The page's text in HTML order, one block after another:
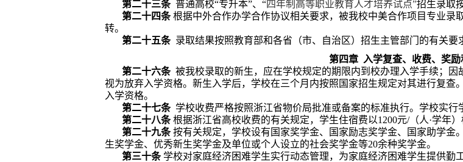
第二十三条 普通高校“专升本”、“四年制高等职业教育人才培养试点”招生录取
第二十四条 根据中外合作办学合作协议相关要求，被我校中美合作项目专业录
转。
第二十五条 录取结果按照教育部和各省（市、自治区） 招生主管部门 的有关要
第四章 入学复查、收费、奖
第二十六条 被我校录取的新生，应在学校规定的期限内到校办理入学手续；
视为放弃入学资格。新生入学后，学校在三个月内按照国家招生规定对其进行复
入学资格。
第二十七条 学校收费严格按照浙江省物价局批准或备案的标准执行。学校实
第二十八条 根据浙江省高校收费的有关规定，学生住宿费以1200元/（人·学年
第二十九条 按有关规定， 学校设有国家奖学金、国家励志奖学金、国家助学
生奖学金、优秀新生奖学金及单位或个人设立的社会奖学金等20余种奖学金。
第三十条 学校对家庭经济困难学生实行动态管理，为家庭经济困难学生提供